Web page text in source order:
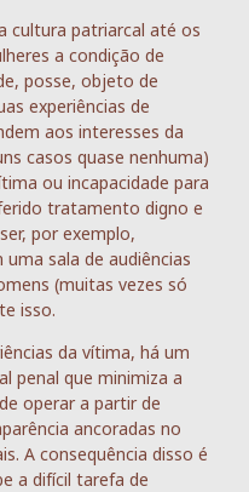
cultura patriarcal até os
a condição de
posse, objeto de
experiências de
aos interesses da
casos quase nenhuma)
ou incapacidade para
tratamento digno e
por exemplo,
sala de audiências
(muitas vezes só
isso.
da vítima, há um
penal que minimiza a
operar a partir de
ancoradas no
A consequência disso é
a difícil tarefa de